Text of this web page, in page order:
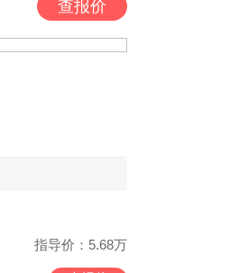
查报价
指导价：5.68万